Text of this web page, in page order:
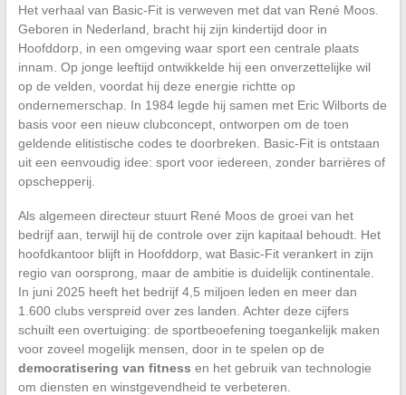
Het verhaal van Basic-Fit is verweven met dat van René Moos.
Geboren in Nederland, bracht hij zijn kindertijd door in
Hoofddorp, in een omgeving waar sport een centrale plaats
innam. Op jonge leeftijd ontwikkelde hij een onverzettelijke wil
op de velden, voordat hij deze energie richtte op
ondernemerschap. In 1984 legde hij samen met Eric Wilborts de
basis voor een nieuw clubconcept, ontworpen om de toen
geldende elitistische codes te doorbreken. Basic-Fit is ontstaan
uit een eenvoudig idee: sport voor iedereen, zonder barrières of
opschepperij.
Als algemeen directeur stuurt René Moos de groei van het
bedrijf aan, terwijl hij de controle over zijn kapitaal behoudt. Het
hoofdkantoor blijft in Hoofddorp, wat Basic-Fit verankert in zijn
regio van oorsprong, maar de ambitie is duidelijk continentale.
In juni 2025 heeft het bedrijf 4,5 miljoen leden en meer dan
1.600 clubs verspreid over zes landen. Achter deze cijfers
schuilt een overtuiging: de sportbeoefening toegankelijk maken
voor zoveel mogelijk mensen, door in te spelen op de
democratisering van fitness en het gebruik van technologie
om diensten en winstgevendheid te verbeteren.